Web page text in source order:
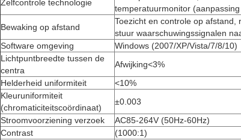
Zelfcontrole technologie
temperatuurmonitor
Bewaking op afstand
Toezicht en controle op afstand,
stuur waarschuwingssignalen
Software omgeving
Windows (2007/XP/Vista/7/8/10)
Lichtpuntbreedte tussen de
centra
Afwijking<3%
Helderheid uniformiteit
<10%
Kleuruniformiteit
(chromaticiteitscoördinaat)
±0.003
Stroomvoorziening verzoek
AC85-264V (50Hz-60Hz)
Contrast
(1000:1)